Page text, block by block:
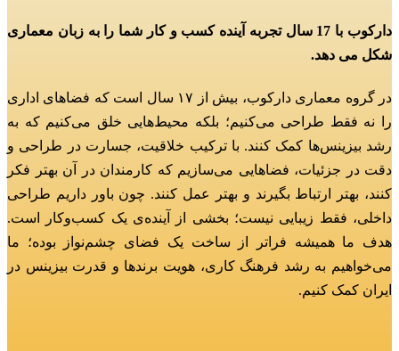
دارکوب با 17 سال تجربه آینده کسب و کار شما را به زبان معماری
شکل می دهد.
در گروه معماری دارکوب، بیش از ۱۷ سال است که فضاهای اداری
را نه فقط طراحی می‌کنیم؛ بلکه محیط‌هایی خلق می‌کنیم که به
رشد بیزینس‌ها کمک کنند. با ترکیب خلاقیت، جسارت در طراحی و
دقت در جزئیات، فضاهایی می‌سازیم که کارمندان در آن بهتر فکر
کنند، بهتر ارتباط بگیرند و بهتر عمل کنند. چون باور داریم طراحی
داخلی، فقط زیبایی نیست؛ بخشی از آینده‌ی یک کسب‌وکار است.
هدف ما همیشه فراتر از ساخت یک فضای چشم‌نواز بوده؛ ما
می‌خواهیم به رشد فرهنگ کاری، هویت برندها و قدرت بیزینس در
ایران کمک کنیم.